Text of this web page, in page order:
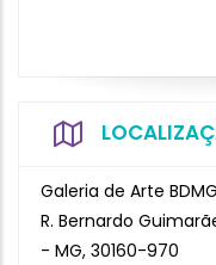
Galeria de Arte
R. Bernardo
- MG, 30160-970